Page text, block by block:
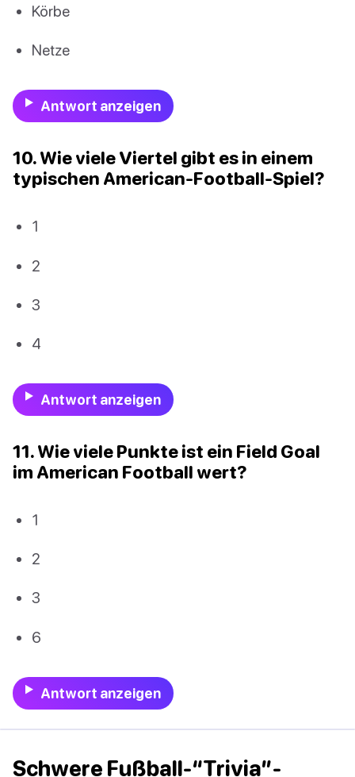
Körbe
Netze
Antwort anzeigen
10. Wie viele Viertel gibt es in einem
typischen American-Football-Spiel?
1
2
3
4
Antwort anzeigen
11. Wie viele Punkte ist ein Field Goal
im American Football wert?
1
2
3
6
Antwort anzeigen
Schwere Fußball-“Trivia”-